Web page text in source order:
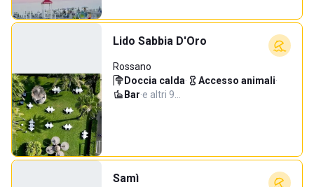
Lido Sabbia D'Oro
Rossano
Doccia calda· Accesso animali·
Bar·e altri 9…
Samì